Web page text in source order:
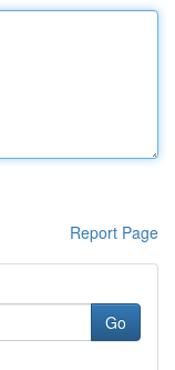
Report Page
Go